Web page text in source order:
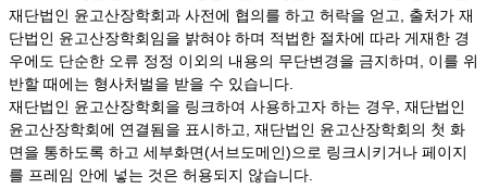
재단법인 윤고산장학회과 사전에 협의를 하고 허락을 얻고, 출처가 재
단법인 윤고산장학회임을 밝혀야 하며 적법한 절차에 따라 게재한 경
우에도 단순한 오류 정정 이외의 내용의 무단변경을 금지하며, 이를 위
반할 때에는 형사처벌을 받을 수 있습니다.
재단법인 윤고산장학회을 링크하여 사용하고자 하는 경우, 재단법인
윤고산장학회에 연결됨을 표시하고, 재단법인 윤고산장학회의 첫 화
면을 통하도록 하고 세부화면(서브도메인)으로 링크시키거나 페이지
를 프레임 안에 넣는 것은 허용되지 않습니다.